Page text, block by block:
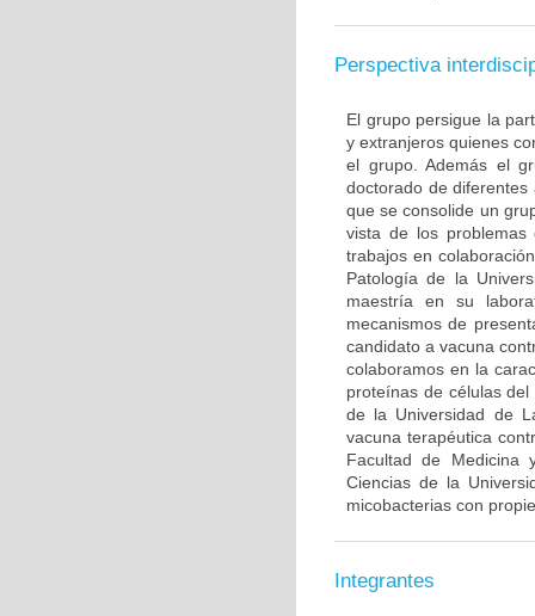
Perspectiva
El grupo persigue la
y extranjeros quienes
el grupo. Además el
doctorado de
que se consolide un
vista de los problemas
trabajos en
Patología de la
maestría en su
mecanismos de
candidato a vacuna
colaboramos en la
proteínas de células
de la Universidad de
vacuna terapéutica
Facultad de Medicina
Ciencias de la
micobacterias con
Integrantes